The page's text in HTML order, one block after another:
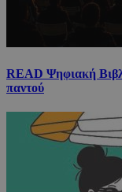
READ Ψηφιακή
παντού